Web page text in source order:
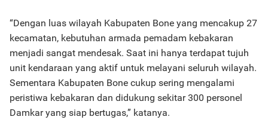
“Dengan luas wilayah Kabupaten Bone yang mencakup 27
kecamatan, kebutuhan armada pemadam kebakaran
menjadi sangat mendesak. Saat ini hanya terdapat tujuh
unit kendaraan yang aktif untuk melayani seluruh wilayah.
Sementara Kabupaten Bone cukup sering mengalami
peristiwa kebakaran dan didukung sekitar 300 personel
Damkar yang siap bertugas,” katanya.